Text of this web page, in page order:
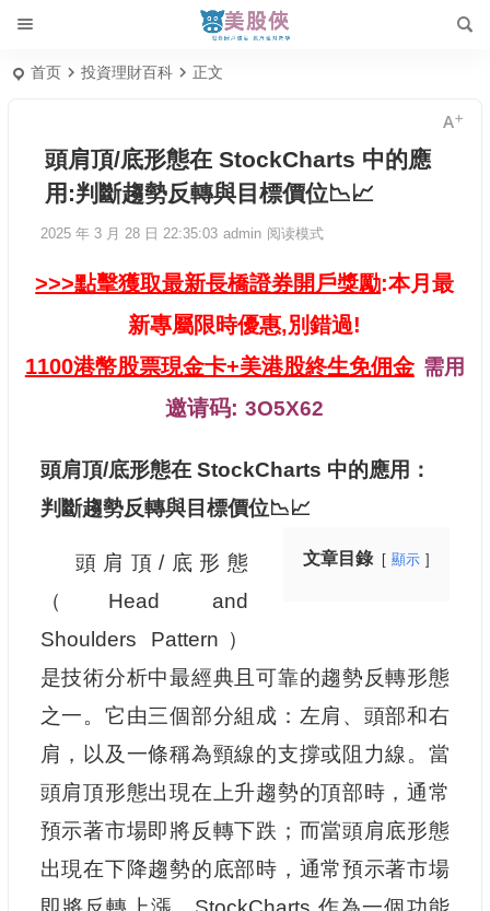
首页 投資理財百科 正文
頭肩頂/底形態在 StockCharts 中的應
用:判斷趨勢反轉與目標價位📉📈
2025 年 3 月 28 日 22:35:03 admin 阅读模式
>>>點擊獲取最新長橋證券開戶獎勵:本月最
新專屬限時優惠,別錯過!
1100港幣股票現金卡+美港股終生免佣金 需用
邀请码:3O5X62
頭肩頂/底形態在 StockCharts 中的應用：
判斷趨勢反轉與目標價位📉📈
文章目錄 顯示
頭肩頂/底形態
（Head and
Shoulders Pattern）
是技術分析中最經典且可靠的趨勢反轉形態
之一。它由三個部分組成：左肩、頭部和右
肩，以及一條稱為頸線的支撐或阻力線。當
頭肩頂形態出現在上升趨勢的頂部時，通常
預示著市場即將反轉下跌；而當頭肩底形態
出現在下降趨勢的底部時，通常預示著市場